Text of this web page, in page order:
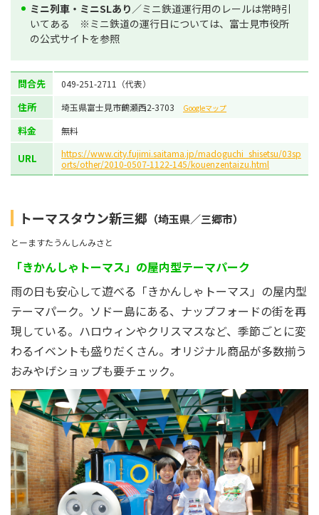
ミニ列車・ミニSLあり ／ミニ鉄道運行用のレールは常時引
いてある ※ミニ鉄道の運行日については、富士見市役所
の公式サイトを参照
問合先 049-251-2711（代表）
住所 埼玉県富士見市鶴瀬西2-3703 Googleマップ
料金 無料
URL
https://www.city.fujimi.saitama.jp/madoguchi_shisetsu/03sp
orts/other/2010-0507-1122-145/kouenzentaizu.html
トーマスタウン新三郷 （埼玉県／三郷市）
とーますたうんしんみさと
「きかんしゃトーマス」の屋内型テーマパーク
雨の日も安心して遊べる「きかんしゃトーマス」の屋内型
テーマパーク。ソドー島にある、ナップフォードの街を再
現している。ハロウィンやクリスマスなど、季節ごとに変
わるイベントも盛りだくさん。オリジナル商品が多数揃う
おみやげショップも要チェック。